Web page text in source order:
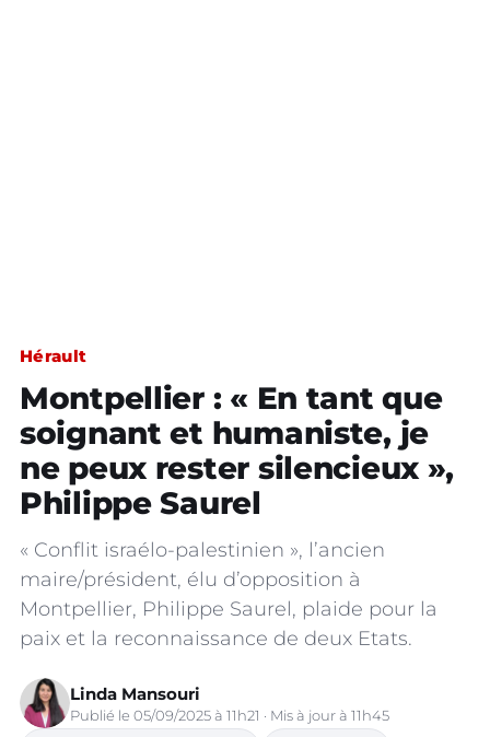
Hérault
Montpellier : « En tant que
soignant et humaniste, je
ne peux rester silencieux »,
Philippe Saurel
« Conflit israélo-palestinien », l’ancien
maire/président, élu d’opposition à
Montpellier, Philippe Saurel, plaide pour la
paix et la reconnaissance de deux Etats.
Linda Mansouri
Publié le 05/09/2025 à 11h21 · Mis à jour à 11h45